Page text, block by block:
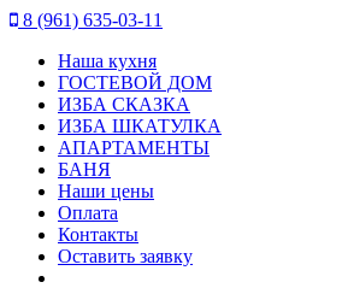
8 (961) 635-03-11
Наша кухня
ГОСТЕВОЙ ДОМ
ИЗБА СКАЗКА
ИЗБА ШКАТУЛКА
АПАРТАМЕНТЫ
БАНЯ
Наши цены
Оплата
Контакты
Оставить заявку